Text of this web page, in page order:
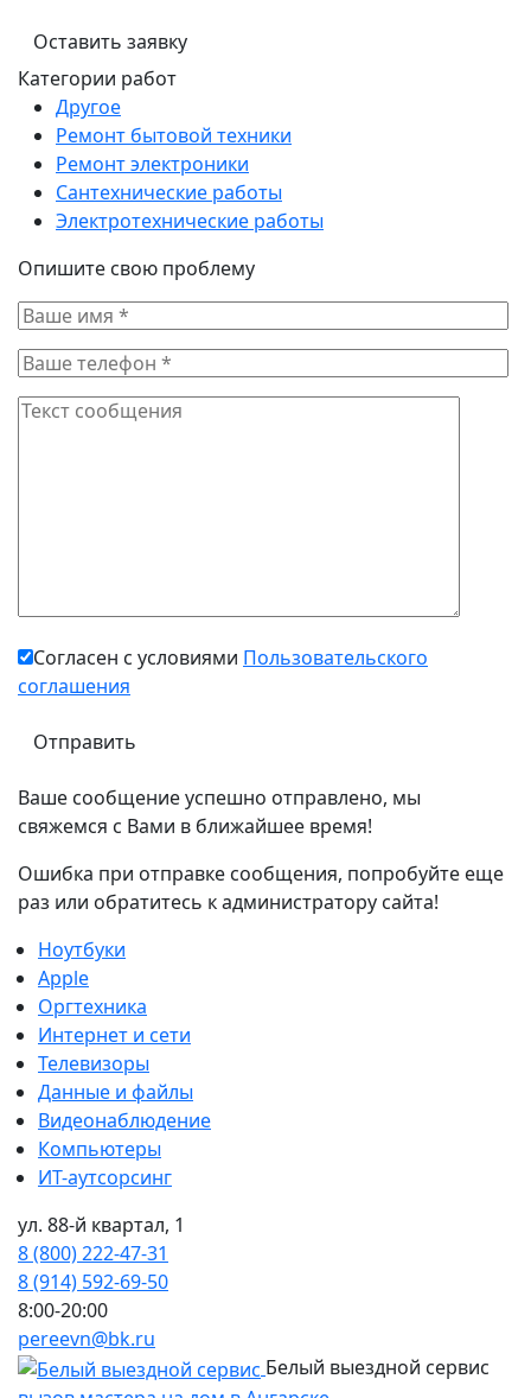
Оставить заявку
Категории работ
Другое
Ремонт бытовой техники
Ремонт электроники
Сантехнические работы
Электротехнические работы
Опишите свою проблему
Согласен с условиями Пользовательского
соглашения
Ваше сообщение успешно отправлено, мы
свяжемся с Вами в ближайшее время!
Ошибка при отправке сообщения, попробуйте еще
раз или обратитесь к администратору сайта!
Ноутбуки
Apple
Оргтехника
Интернет и сети
Телевизоры
Данные и файлы
Видеонаблюдение
Компьютеры
ИТ-аутсорсинг
ул. 88-й квартал, 1
8 (800) 222-47-31
8 (914) 592-69-50
8:00-20:00
pereevn@bk.ru
Белый выездной сервис